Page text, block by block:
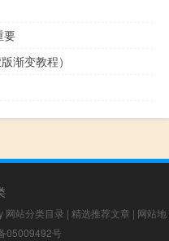
要
渐变教程）
网站分类目录 | 精选推荐文章 | 网站地
05009492号